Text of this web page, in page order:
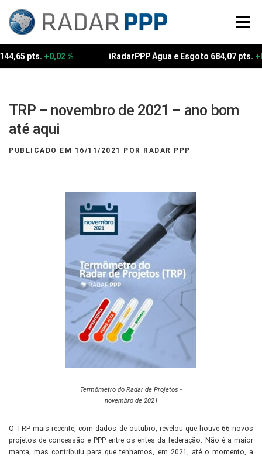
para
Menu
pts. +0,02 % iRadarPPP Água e Esgoto 684,07 pts.
TRP – novembro de 2021 – ano bom
até aqui
PUBLICADO EM 16/11/2021 POR RADAR PPP
Termômetro do Radar de Projetos -
novembro de 2021
O TRP mais recente, com dados de outubro, revelou que houve 66 novos
projetos de concessão e PPP entre os entes da federação. Não é a maior
marca, mas contribuiu para que tenhamos, em 2021, até o momento, a